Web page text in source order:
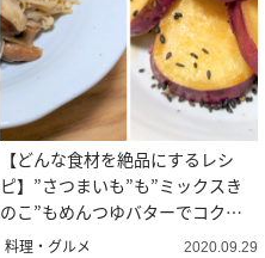
【どんな食材を絶品にするレシ
ピ】”さつまいも”も”ミックスき
のこ”もめんつゆバターでコク旨
に！
料理・グルメ 2020.09.29